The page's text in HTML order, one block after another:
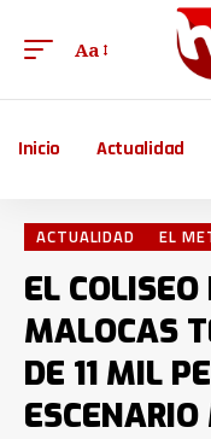
Aa
Inicio Actualidad
ACTUALIDAD EL
EL
MALOCAS
DE 11 MIL